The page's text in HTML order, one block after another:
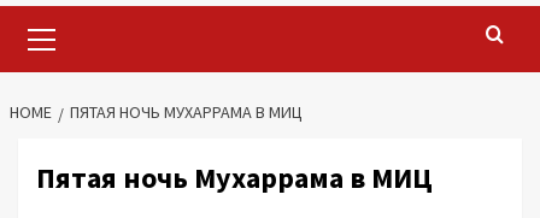
Menu
HOME ПЯТАЯ НОЧЬ МУХАРРАМА В МИЦ
Пятая ночь Мухаррама в МИЦ